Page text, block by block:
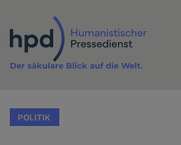
Inhalt
Der säkulare Blick auf die Welt.
POLITIK